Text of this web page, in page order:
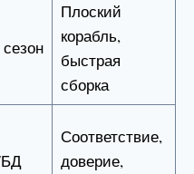
Плоский
корабль,
быстрая
сборка
БД
Соответствие,
доверие,